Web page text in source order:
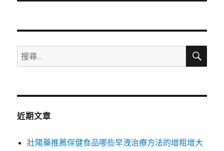
文
搜
尋
鍵
搜
近期文章
壯陽藥推薦保健食品哪些早洩治療方法的增粗增大